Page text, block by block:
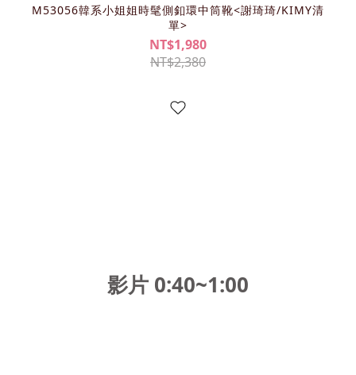
M53056韓系小姐姐時髦側釦環中筒靴<謝琦琦/KIMY清
單>
NT$1,980
NT$2,380
影片 0:40~1:00